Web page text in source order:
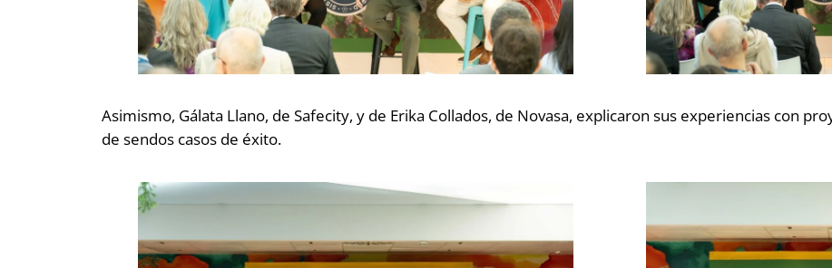
Asimismo, Gálata Llano, de Safecity, y de Erika Collados, de Novasa, explicaron sus experiencias con
de sendos casos de éxito.